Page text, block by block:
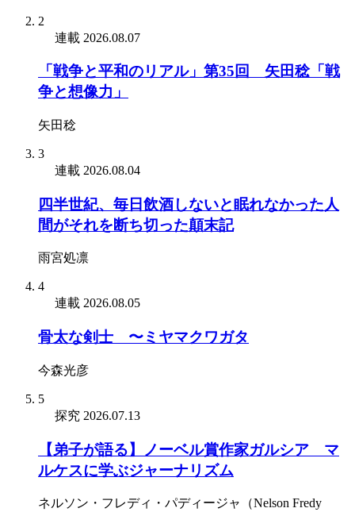
2
連載 2026.08.07
「戦争と平和のリアル」第35回 矢田稔「戦
争と想像力」
矢田稔
3
連載 2026.08.04
四半世紀、毎日飲酒しないと眠れなかった人
間がそれを断ち切った顛末記
雨宮処凛
4
連載 2026.08.05
骨太な剣士 〜ミヤマクワガタ
今森光彦
5
探究 2026.07.13
【弟子が語る】ノーベル賞作家ガルシア゠マ
ルケスに学ぶジャーナリズム
ネルソン・フレディ・パディージャ（Nelson Fredy